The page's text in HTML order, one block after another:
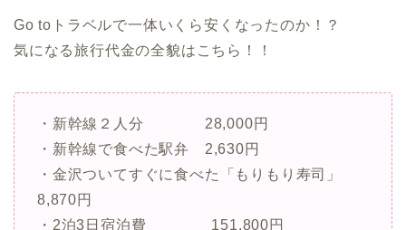
Go toトラベルで一体いくら安くなったのか！？
気になる旅行代金の全貌はこちら！！
・新幹線２人分 28,000円
・新幹線で食べた駅弁 2,630円
・金沢ついてすぐに食べた「もりもり寿司」
8,870円
・2泊3日宿泊費 151,800円